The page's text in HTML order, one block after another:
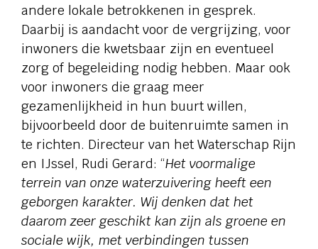
andere lokale betrokkenen in gesprek.
Daarbij is aandacht voor de vergrijzing, voor
inwoners die kwetsbaar zijn en eventueel
zorg of begeleiding nodig hebben. Maar ook
voor inwoners die graag meer
gezamenlijkheid in hun buurt willen,
bijvoorbeeld door de buitenruimte samen in
te richten. Directeur van het Waterschap Rijn
en IJssel, Rudi Gerard: “Het voormalige
terrein van onze waterzuivering heeft een
geborgen karakter. Wij denken dat het
daarom zeer geschikt kan zijn als groene en
sociale wijk, met verbindingen tussen